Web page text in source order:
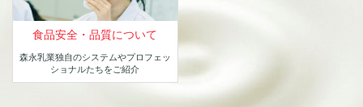
食品安全・品質について
森永乳業独自のシステムやプロフェッ
ショナルたちをご紹介